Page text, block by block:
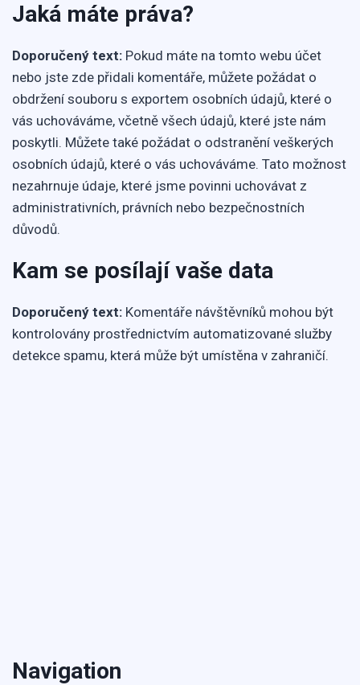
Jaká máte práva?
Doporučený text: Pokud máte na tomto webu účet
nebo jste zde přidali komentáře, můžete požádat o
obdržení souboru s exportem osobních údajů, které o
vás uchováváme, včetně všech údajů, které jste nám
poskytli. Můžete také požádat o odstranění veškerých
osobních údajů, které o vás uchováváme. Tato možnost
nezahrnuje údaje, které jsme povinni uchovávat z
administrativních, právních nebo bezpečnostních
důvodů.
Kam se posílají vaše data
Doporučený text: Komentáře návštěvníků mohou být
kontrolovány prostřednictvím automatizované služby
detekce spamu, která může být umístěna v zahraničí.
Navigation